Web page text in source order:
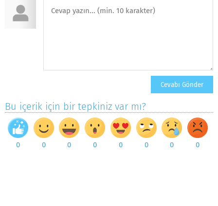
Bu içerik için bir tepkiniz var mı?
0 0 0 0 0 0 0 0